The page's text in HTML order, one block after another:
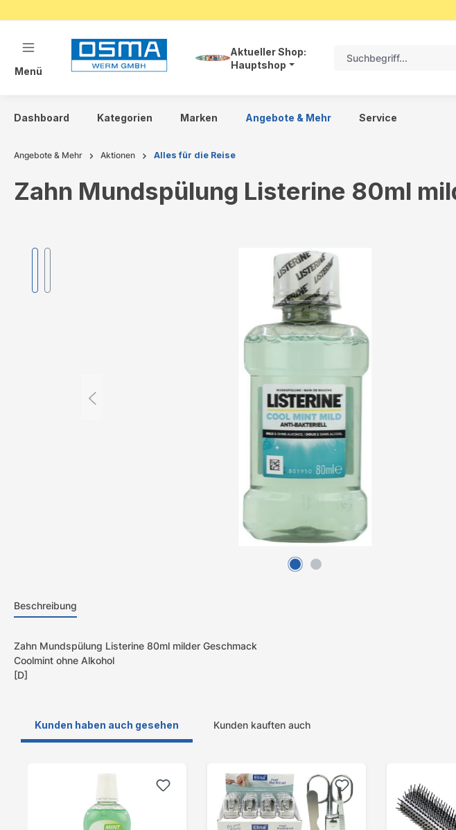
Menü
Aktueller Shop:
Hauptshop
Dashboard Kategorien Marken Angebote & Mehr Service
Angebote & Mehr Aktionen Alles für die Reise
Zahn Mundspülung Listerine 80ml
Bildergalerie überspringen
Beschreibung
Zahn Mundspülung Listerine 80ml milder Geschmack
Coolmint ohne Alkohol
[D]
Kunden haben auch gesehen Kunden kauften auch